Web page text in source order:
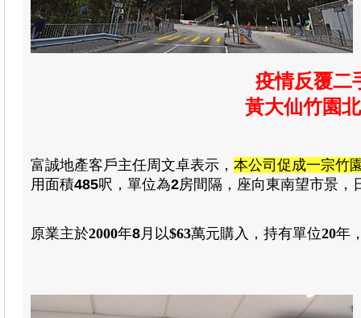
疫情反覆二
黃大仙竹園
富誠地產客戶主任周文卓表示 ， 本公司促成一宗竹
用 面積485呎 ， 單位為2房間隔 ， 座向東南望市景 ，
原業主於2000年8月 以$63萬元購入 ， 持有單位20年